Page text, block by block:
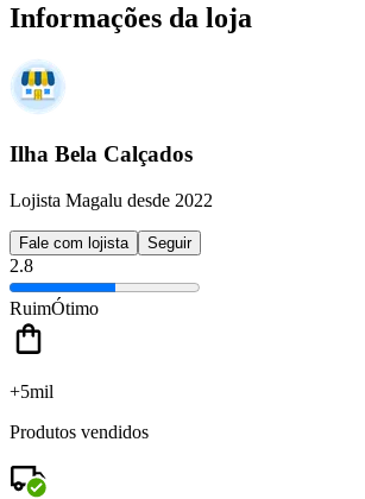
Informações da loja
Ilha Bela Calçados
Lojista Magalu desde 2022
Fale com lojista Seguir
2.8
RuimÓtimo
+5mil
Produtos vendidos